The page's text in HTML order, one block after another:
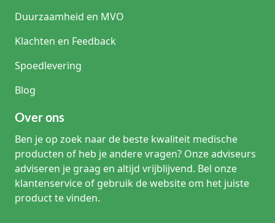
Duurzaamheid en MVO
Klachten en Feedback
Spoedlevering
Blog
Over ons
Ben je op zoek naar de beste kwaliteit medische
producten of heb je andere vragen? Onze adviseurs
adviseren je graag en altijd vrijblijvend. Bel onze
klantenservice of gebruik de website om het juiste
product te vinden.